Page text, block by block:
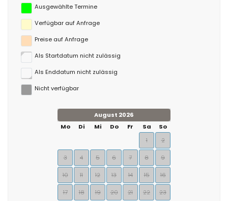
Ausgewählte Termine
Verfügbar auf Anfrage
Preise auf Anfrage
Als Startdatum nicht zulässig
Als Enddatum nicht zulässig
Nicht verfügbar
August 2026
Mo
Di Mi Do Fr Sa
So
1
2
3 4 5 6 7 8 9
10 11 12 13 14 15 16
17 18 19 20 21 22 23